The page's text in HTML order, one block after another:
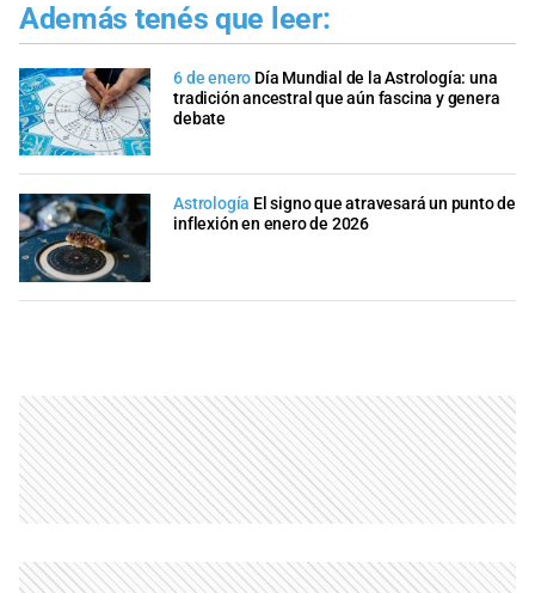
Además tenés que leer:
6 de enero Día Mundial de la Astrología: una
tradición ancestral que aún fascina y genera
debate
Astrología El signo que atravesará un punto de
inflexión en enero de 2026